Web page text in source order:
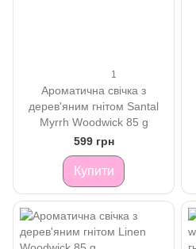
1
Ароматична свічка з
дерев'яним гнітом Santal
Myrrh Woodwick 85 g
599 грн
Купити